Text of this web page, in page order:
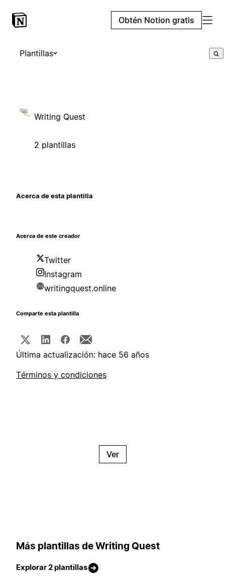
Obtén Notion gratis
Plantillas
Writing Quest
2 plantillas
Acerca de esta plantilla
Acerca de este creador
Twitter
Instagram
writingquest.online
Comparte esta plantilla
Última actualización: hace 56 años
Términos y condiciones
Ver
Más plantillas de Writing Quest
Explorar 2 plantillas